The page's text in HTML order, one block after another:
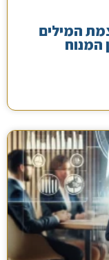
המילים
המנוח